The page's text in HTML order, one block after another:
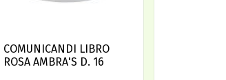
COMUNICANDI LIBRO
ROSA AMBRA'S D. 16